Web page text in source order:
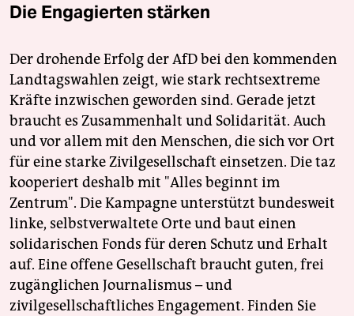
Die Engagierten stärken
Der drohende Erfolg der AfD bei den kommenden
Landtagswahlen zeigt, wie stark rechtsextreme
Kräfte inzwischen geworden sind. Gerade jetzt
braucht es Zusammenhalt und Solidarität. Auch
und vor allem mit den Menschen, die sich vor Ort
für eine starke Zivilgesellschaft einsetzen. Die taz
kooperiert deshalb mit "Alles beginnt im
Zentrum". Die Kampagne unterstützt bundesweit
linke, selbstverwaltete Orte und baut einen
solidarischen Fonds für deren Schutz und Erhalt
auf. Eine offene Gesellschaft braucht guten, frei
zugänglichen Journalismus – und
zivilgesellschaftliches Engagement. Finden Sie